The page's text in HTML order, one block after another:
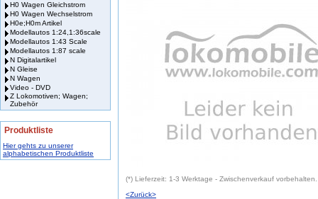
H0 Wagen Gleichstrom
H0 Wagen Wechselstrom
H0e;H0m Artikel
Modellautos 1:24,1:36scale
Modellautos 1:43 Scale
Modellautos 1:87 scale
N Digitalartikel
N Gleise
N Wagen
Video - DVD
Z Lokomotiven; Wagen;
Zubehör
Produktliste
Hier gehts zu unserer
alphabetischen Produktliste
(*) Lieferzeit: 1-3 Werktage - Zwischenverkauf vorbehalten.
<Zurück>